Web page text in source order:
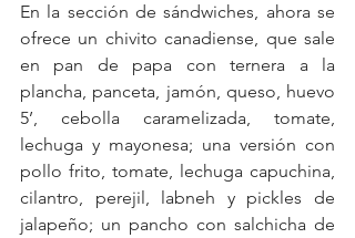
En la sección de sándwiches, ahora se
ofrece un chivito canadiense, que sale
en pan de papa con ternera a la
plancha, panceta, jamón, queso, huevo
5’, cebolla caramelizada, tomate,
lechuga y mayonesa; una versión con
pollo frito, tomate, lechuga capuchina,
cilantro, perejil, labneh y pickles de
jalapeño; un pancho con salchicha de